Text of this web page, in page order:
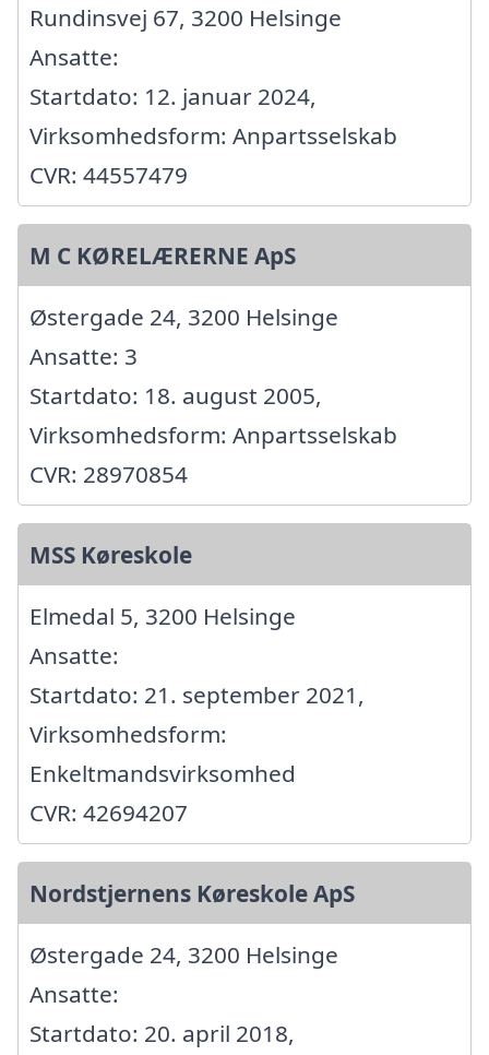
Rundinsvej 67, 3200 Helsinge
Ansatte:
Startdato: 12. januar 2024,
Virksomhedsform: Anpartsselskab
CVR: 44557479
M C KØRELÆRERNE ApS
Østergade 24, 3200 Helsinge
Ansatte: 3
Startdato: 18. august 2005,
Virksomhedsform: Anpartsselskab
CVR: 28970854
MSS Køreskole
Elmedal 5, 3200 Helsinge
Ansatte:
Startdato: 21. september 2021,
Virksomhedsform:
Enkeltmandsvirksomhed
CVR: 42694207
Nordstjernens Køreskole ApS
Østergade 24, 3200 Helsinge
Ansatte:
Startdato: 20. april 2018,